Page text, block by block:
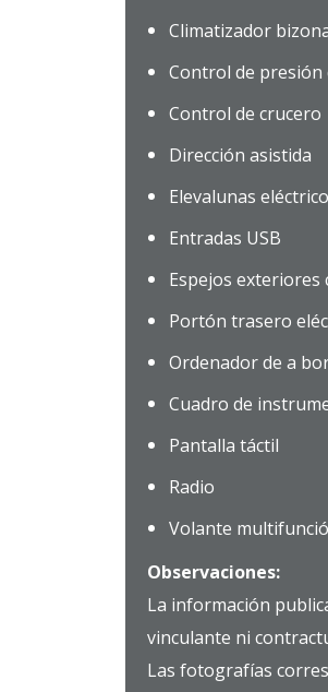
Climatizador
Control de presión
Control de crucero
Dirección asistida
Elevalunas
Entradas USB
Espejos exteriores
Portón trasero
Ordenador de a
Cuadro de
Pantalla táctil
Radio
Volante
Observaciones:
La información
vinculante ni
Las fotografías